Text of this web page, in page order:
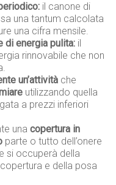
il canone di
una tantum calcolata
una cifra mensile.
di energia pulita: il
rinnovabile che non
un’attività che
utilizzando quella
a prezzi inferiori
unacopertura in
parte o tutto dell’onere
si occuperà della
e della posa